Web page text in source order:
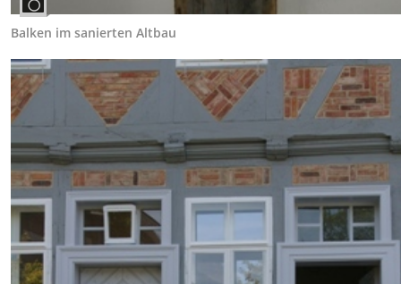
Balken im sanierten Altbau